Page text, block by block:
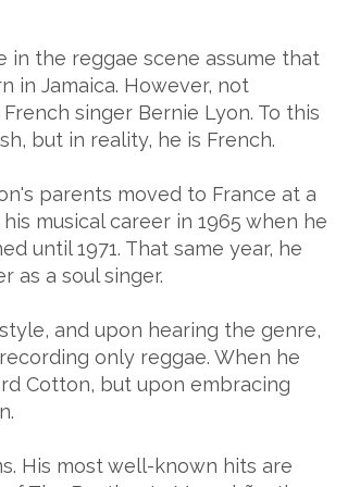
in the reggae scene assume that
in Jamaica. However, not
singer Bernie Lyon. To this
but in reality, he is French.
parents moved to France at a
musical career in 1965 when he
until 1971. That same year, he
as a soul singer.
and upon hearing the genre,
only reggae. When he
Cotton, but upon embracing
His most well-known hits are